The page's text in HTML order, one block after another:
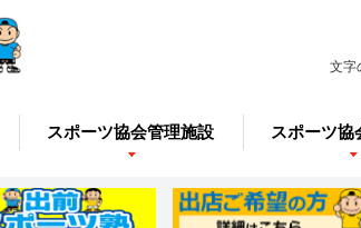
文字
スポーツ協会管理施設 スポーツ協